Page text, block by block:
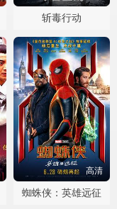
斩毒行动
高清
蜘蛛侠：英雄远征